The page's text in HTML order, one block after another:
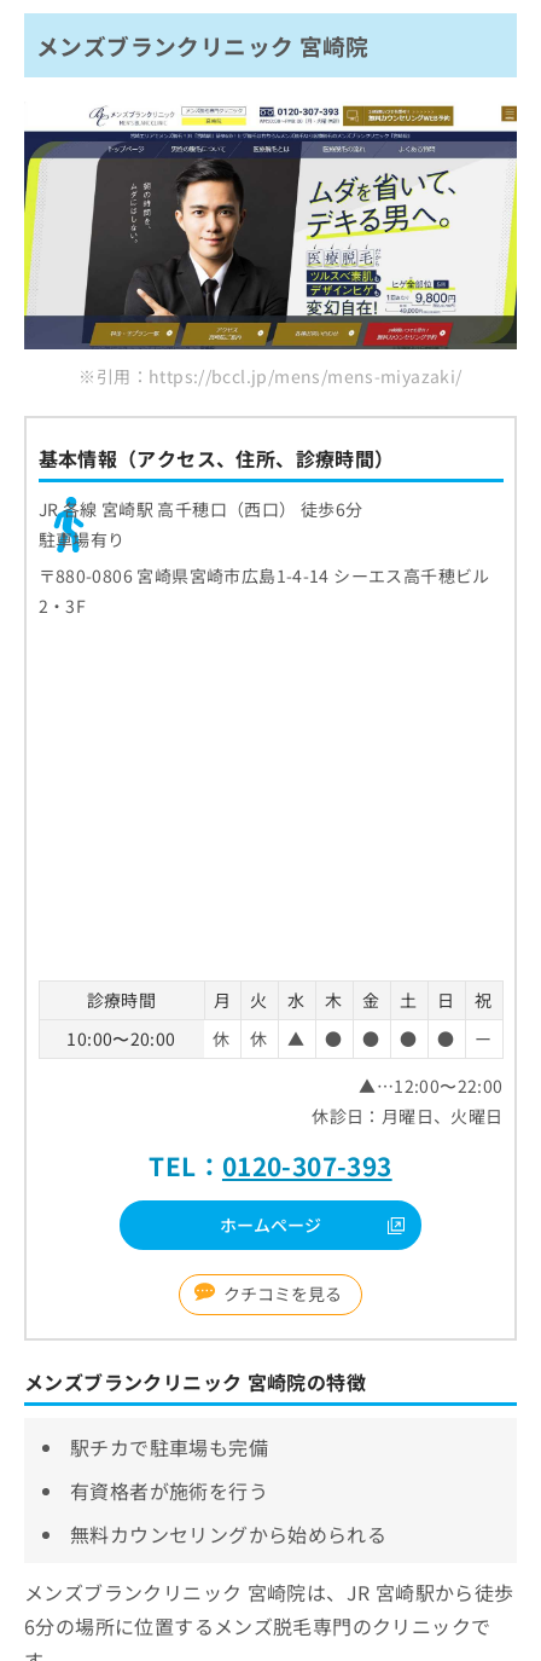
メンズブランクリニック 宮崎院
※引用：https://bccl.jp/mens/mens-miyazaki/
基本情報（アクセス、住所、診療時間）
JR 各線 宮崎駅 高千穂口（西口） 徒歩6分
駐車場有り
〒880-0806 宮崎県宮崎市広島1-4-14 シーエス高千穂ビル
2・3F
診療時間 月 火 水 木 金 土 日
祝
10:00〜20:00
休 休 ▲ ● ● ● ●
ー
▲…12:00〜22:00
休診日：月曜日、火曜日
TEL： 0120-307-393
ホームページ
クチコミを見る
メンズブランクリニック 宮崎院の特徴
駅チカで駐車場も完備
有資格者が施術を行う
無料カウンセリングから始められる
メンズブランクリニック 宮崎院は、JR 宮崎駅から徒歩
6分の場所に位置するメンズ脱毛専門のクリニックで